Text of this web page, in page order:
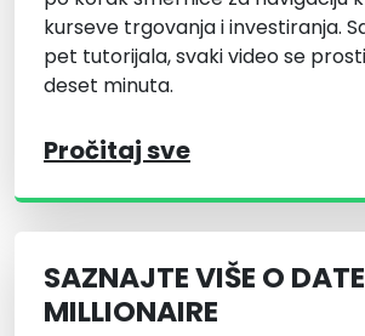
kurseve trgovanja i investiranja.
pet tutorijala, svaki video se
deset minuta.
Pročitaj sve
SAZNAJTE VIŠE O DATE
MILLIONAIRE